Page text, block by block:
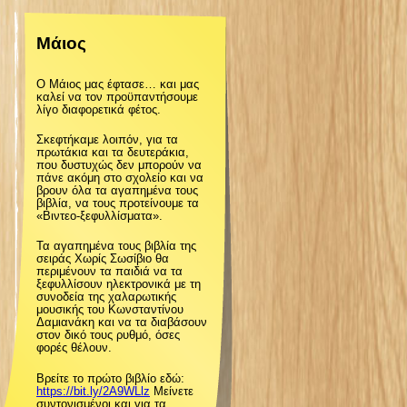
ή
τ
η
σ
η
ς
Μάιος
Ο Μάιος μας έφτασε… και μας
καλεί να τον προϋπαντήσουμε
λίγο διαφορετικά φέτος.
Σκεφτήκαμε λοιπόν, για τα
πρωτάκια και τα δευτεράκια,
που δυστυχώς δεν μπορούν να
πάνε ακόμη στο σχολείο και να
βρουν όλα τα αγαπημένα τους
βιβλία, να τους προτείνουμε τα
«Βιντεο-ξεφυλλίσματα».
Τα αγαπημένα τους βιβλία της
σειράς Χωρίς Σωσίβιο θα
περιμένουν τα παιδιά να τα
ξεφυλλίσουν ηλεκτρονικά με τη
συνοδεία της χαλαρωτικής
μουσικής του Κωνσταντίνου
Δαμιανάκη και να τα διαβάσουν
στον δικό τους ρυθμό, όσες
φορές θέλουν.
Βρείτε το πρώτο βιβλίο εδώ:
https://bit.ly/2A9WLlz Μείνετε
συντονισμένοι και για τα